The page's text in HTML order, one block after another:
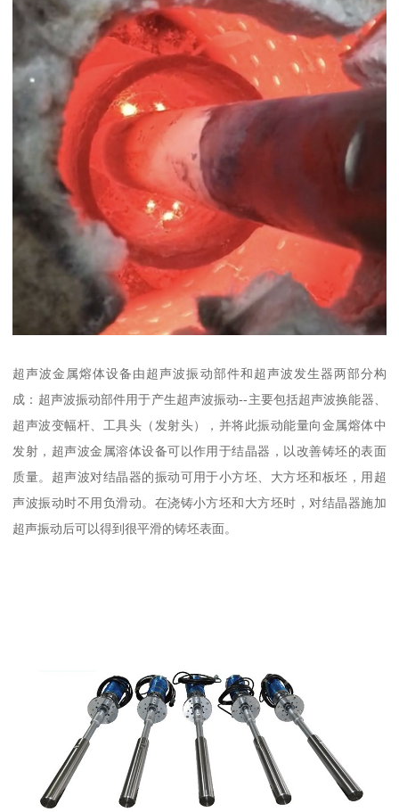
超声波金属熔体设备由超声波振动部件和超声波发生器两部分构
成：超声波振动部件用于产生超声波振动--主要包括超声波换能器、
超声波变幅杆、工具头（发射头），并将此振动能量向金属熔体中
发射，超声波金属溶体设备可以作用于结晶器，以改善铸坯的表面
质量。超声波对结晶器的振动可用于小方坯、大方坯和板坯，用超
声波振动时不用负滑动。在浇铸小方坯和大方坯时，对结晶器施加
超声振动后可以得到很平滑的铸坯表面。